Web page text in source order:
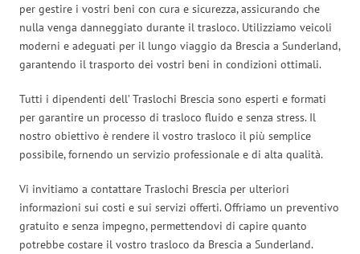
per gestire i vostri beni con cura e sicurezza, assicurando che
nulla venga danneggiato durante il trasloco. Utilizziamo veicoli
moderni e adeguati per il lungo viaggio da Brescia a Sunderland,
garantendo il trasporto dei vostri beni in condizioni ottimali.
Tutti i dipendenti dell’ Traslochi Brescia sono esperti e formati
per garantire un processo di trasloco fluido e senza stress. Il
nostro obiettivo è rendere il vostro trasloco il più semplice
possibile, fornendo un servizio professionale e di alta qualità.
Vi invitiamo a contattare Traslochi Brescia per ulteriori
informazioni sui costi e sui servizi offerti. Offriamo un preventivo
gratuito e senza impegno, permettendovi di capire quanto
potrebbe costare il vostro trasloco da Brescia a Sunderland.